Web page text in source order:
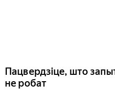
Пацвердзіце, што
не робат